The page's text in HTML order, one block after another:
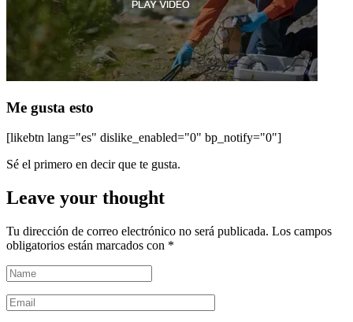
Me gusta esto
[likebtn lang="es" dislike_enabled="0" bp_notify="0"]
Sé el primero en decir que te gusta.
Leave your thought
Tu dirección de correo electrónico no será publicada. Los campos
obligatorios están marcados con *